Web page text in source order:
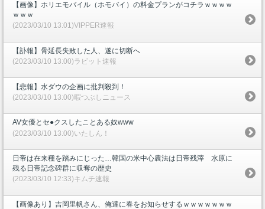
【画像】ホリエモバイル（ホモバイ）の料金プランがコチラｗｗｗｗ
ｗｗｗ
(2023/03/10 13:01)VIPPER速報
【訃報】骨延長失敗した人、遂に切断へ
(2023/03/10 13:00)ラビット速報
【悲報】水ダウの企画に批判殺到！
(2023/03/10 13:00)暇つぶしニュース
AV女優とセ●クスしたことある奴www
(2023/03/10 13:00)いたしん！
日帝は在来種を踏みにじった…韓国の米中心農法は日帝残滓 水原に
残る日帝記念碑群に収奪の歴史
(2023/03/10 12:33)キムチ速報
【画像あり】吉岡里帆さん、俺達に春をお知らせするｗｗｗｗｗｗｗ